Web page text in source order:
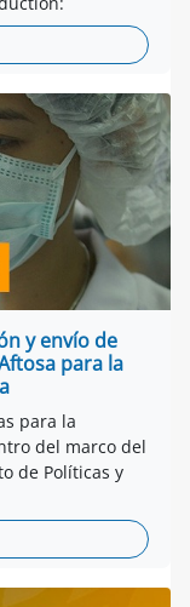
y envío de
para la
para la
del marco del
de Políticas y